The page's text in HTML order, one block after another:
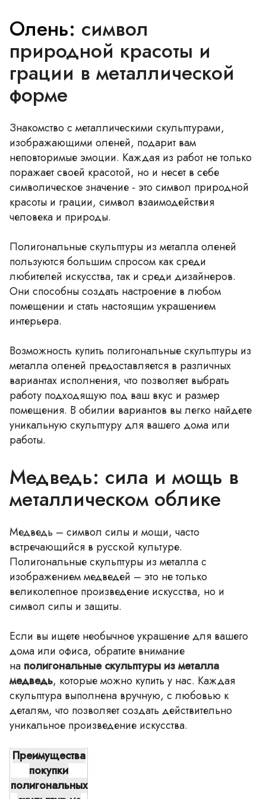
Олень: символ
природной красоты и
грации в металлической
форме
Знакомство с металлическими скульптурами,
изображающими оленей, подарит вам
неповторимые эмоции. Каждая из работ не только
поражает своей красотой, но и несет в себе
символическое значение - это символ природной
красоты и грации, символ взаимодействия
человека и природы.
Полигональные скульптуры из металла оленей
пользуются большим спросом как среди
любителей искусства, так и среди дизайнеров.
Они способны создать настроение в любом
помещении и стать настоящим украшением
интерьера.
Возможность купить полигональные скульптуры из
металла оленей предоставляется в различных
вариантах исполнения, что позволяет выбрать
работу подходящую под ваш вкус и размер
помещения. В обилии вариантов вы легко найдете
уникальную скульптуру для вашего дома или
работы.
Медведь: сила и мощь в
металлическом облике
Медведь – символ силы и мощи, часто
встречающийся в русской культуре.
Полигональные скульптуры из металла с
изображением медведей – это не только
великолепное произведение искусства, но и
символ силы и защиты.
Если вы ищете необычное украшение для вашего
дома или офиса, обратите внимание
на полигональные скульптуры из металла
медведь, которые можно купить у нас. Каждая
скульптура выполнена вручную, с любовью к
деталям, что позволяет создать действительно
уникальное произведение искусства.
Преимущества
покупки
полигональных